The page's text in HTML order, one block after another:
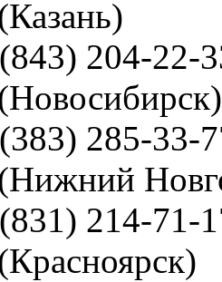
204-22-
285-33-
214-71-